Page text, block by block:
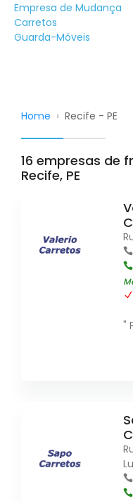
Empresa de Mudança
Carretos
Guarda-Móveis
Home › Recife - PE
16 empresas de
Recife, PE
"